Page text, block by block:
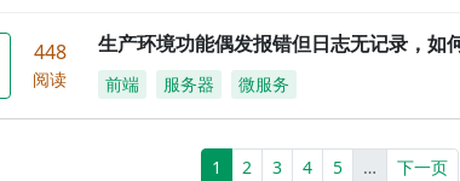
448
阅读
生产环境功能偶发报错但日志无记录，如
前端 服务器 微服务
1 (current)
2 3 4 5 …More下一页